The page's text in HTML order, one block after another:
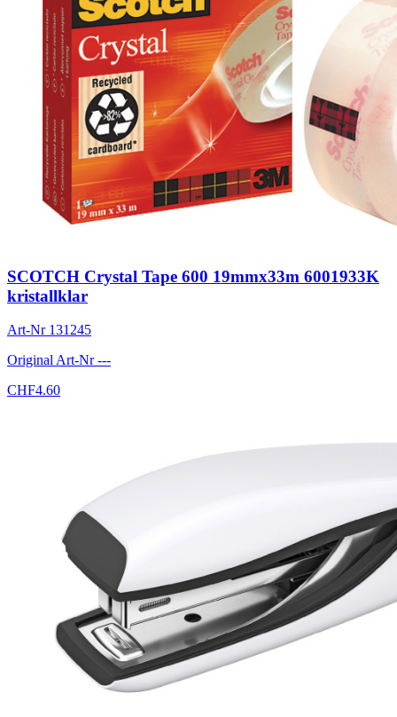
SCOTCH Crystal Tape 600 19mmx33m 6001933K
kristallklar
Art-Nr 131245
Original Art-Nr---
CHF4.60